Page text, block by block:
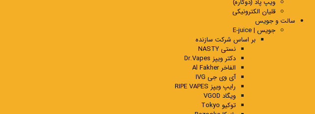
ویپ پاد (دوکاره)
قلیان الکترونیکی
سالت و جویس
جویس | E-juice
بر اساس شرکت سازنده
نستی NASTY
دکتر ویپز Dr.Vapes
الفاخر Al Fakher
آی وی جی IVG
رایپ ویپز RIPE VAPES
ویگاد VGOD
توکیو Tokyo